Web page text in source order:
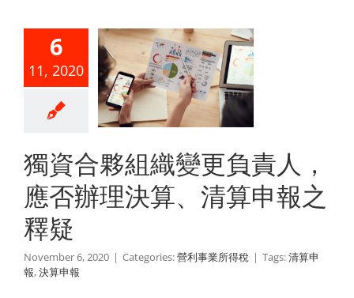
6
11, 2020
負責
應否辦
、清
疑
事業所得稅
獨資合夥組織變更負責人，
應否辦理決算、清算申報之
釋疑
November 6, 2020 | Categories:營利事業所得稅 | Tags:清算申
報,決算申報